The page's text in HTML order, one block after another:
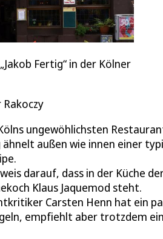
Fertig“ in der Kölner
ungewöhlichsten
ähnelt außen wie innen einer
darauf, dass in der Küche
Klaus Jaquemod steht.
Carsten Henn hat ein
empfiehlt aber trotzdem